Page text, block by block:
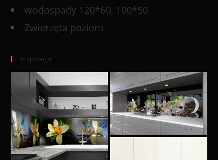
wodospady 120*60, 100*50
Zwierzęta poziom
Inspiracje